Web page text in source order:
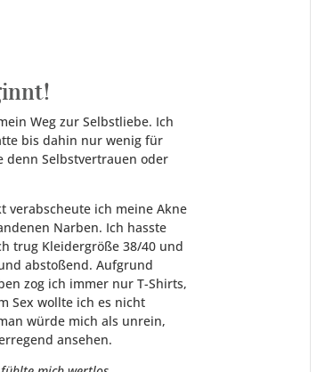
Weg zur Selbstliebe. Ich
bis dahin nur wenig für
denn Selbstvertrauen oder
verabscheute ich meine Akne
Narben. Ich hasste
trug Kleidergröße 38/40 und
abstoßend. Aufgrund
zog ich immer nur T-Shirts,
Sex wollte ich es nicht
würde mich als unrein,
ansehen.